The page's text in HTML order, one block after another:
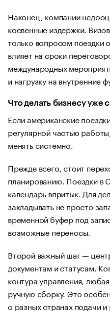
Наконец, компании
косвенные издержки.
только вопросом поездки
влияет на сроки
международных
и нагрузку на внутренние
Что делать бизнесу уже
Если американские
регулярной частью
менять системно.
Прежде всего, стоит
планированию. Поездки в
календарь впритык. Для
закладывать не просто
временной буфер под
возможные переносы.
Второй важный шаг —
документам и статусам.
контура управления,
ручную сборку. Это
о разных странах подачи